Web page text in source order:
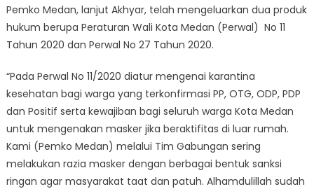
Pemko Medan, lanjut Akhyar, telah mengeluarkan dua produk
hukum berupa Peraturan Wali Kota Medan (Perwal) No 11
Tahun 2020 dan Perwal No 27 Tahun 2020.
“Pada Perwal No 11/2020 diatur mengenai karantina
kesehatan bagi warga yang terkonfirmasi PP, OTG, ODP, PDP
dan Positif serta kewajiban bagi seluruh warga Kota Medan
untuk mengenakan masker jika beraktifitas di luar rumah.
Kami (Pemko Medan) melalui Tim Gabungan sering
melakukan razia masker dengan berbagai bentuk sanksi
ringan agar masyarakat taat dan patuh. Alhamdulillah sudah